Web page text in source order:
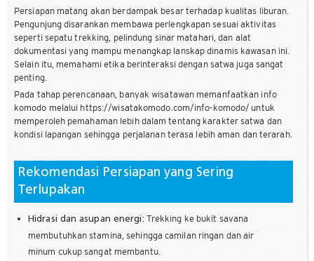
Persiapan matang akan berdampak besar terhadap kualitas liburan.
Pengunjung disarankan membawa perlengkapan sesuai aktivitas
seperti sepatu trekking, pelindung sinar matahari, dan alat
dokumentasi yang mampu menangkap lanskap dinamis kawasan ini.
Selain itu, memahami etika berinteraksi dengan satwa juga sangat
penting.
Pada tahap perencanaan, banyak wisatawan memanfaatkan info
komodo melalui https://wisatakomodo.com/info-komodo/ untuk
memperoleh pemahaman lebih dalam tentang karakter satwa dan
kondisi lapangan sehingga perjalanan terasa lebih aman dan terarah.
Rekomendasi Persiapan yang Sering
Terlupakan
Hidrasi dan asupan energi: Trekking ke bukit savana
membutuhkan stamina, sehingga camilan ringan dan air
minum cukup sangat membantu.